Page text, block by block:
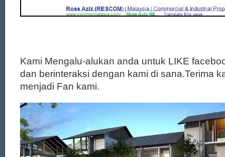
Kami Mengalu-alukan anda untuk LIKE
dan berinteraksi dengan kami di sana.Terima
menjadi Fan kami.